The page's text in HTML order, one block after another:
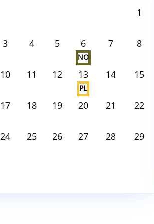
1
3 4 5 6
NO
7 8
10 11 12 13
PL
14 15
17 18 19 20 21 22
24 25 26 27 28 29